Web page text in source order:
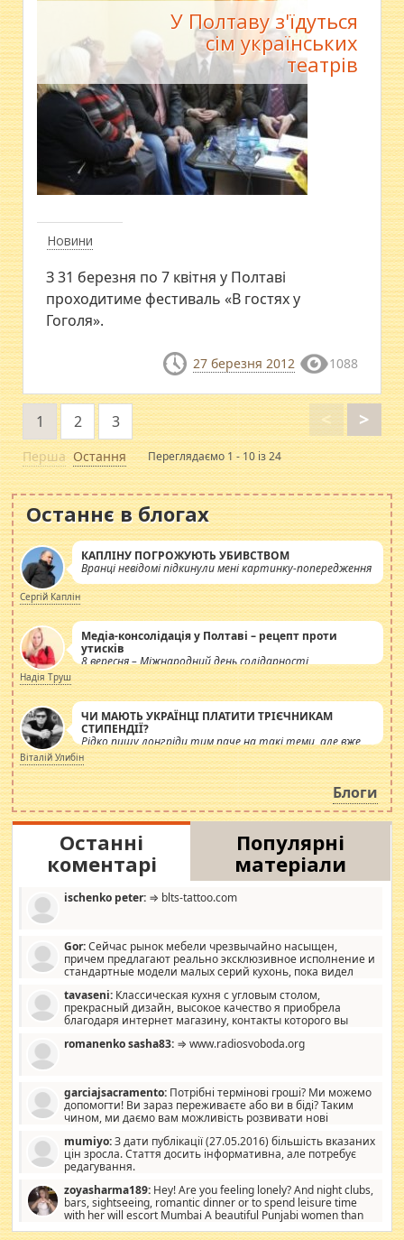
Новини
У Полтаву з'їдуться
сім українських
театрів
З 31 березня по 7 квітня у Полтаві
проходитиме фестиваль «В гостях у
Гоголя».
27 березня 2012 1088
Перша
<
1 2 3 >
Остання Переглядаємо 1 - 10 із 24
Останнє в блогах
КАПЛІНУ ПОГРОЖУЮТЬ УБИВСТВОМ
Вранці невідомі підкинули мені картинку-попередження
Сергій Каплін
Медіа-консолідація у Полтаві – рецепт проти
утисків
8 вересня – Міжнародний день солідарності
журналістів.
Надія Труш
ЧИ МАЮТЬ УКРАЇНЦІ ПЛАТИТИ ТРІЄЧНИКАМ
СТИПЕНДІЇ?
Рідко пишу лонгріди тим паче на такі теми, але вже
просто дістало! Обурюють сьогоднішні інсенуації
навколо стипендіального питання. Штучно
роздувається ще одна соціальна катастрофа.
Віталій Улибін
Блоги
Останні
коментарі
Популярні
матеріали
ischenko peter: ⇒ blts-tattoo.com
Gor:Сейчас рынок мебели чрезвычайно насыщен,
причем предлагают реально эксклюзивное исполнение и
стандартные модели малых серий кухонь, пока видел
стандартные формы, в MebelOk, креативненько и что главное -
со вкусом все в порядке, без ненужных наворотов удорожающих
мебель, а это не последний фактор.
tavaseni: Классическая кухня с угловым столом,
прекрасный дизайн, высокое качество я приобрела
благодаря интернет магазину, контакты которого вы
romanenko sasha83: ⇒ www.radiosvoboda.org
garciajsacramento: Потрібні термінові гроші? Ми можемо
допомогти! Ви зараз переживаєте або ви в біді? Таким
чином, ми даємо вам можливість розвивати нові
допомагати людям, які намагаються дати їм шанс. Кожен
заслуговує на другий шанс, і, оскільки влада не зможе, вони
повинні приймати від інших. Для нас нема багато суми, і зрілість
витрат, а тільки узгоджених сум і нічого іншого. Не чекайте і не
коментуйте цей пост. Введіть суму, яку ви хочете подати, і ми
зв'яжемося з вами з усіма варіантами. зв'яжіться з нами
сьогодні на garciajsacramento@gmail.com Вам потрібні термінові
mumiyo:З дати публікації (27.05.2016) більшість вказаних
цін зросла. Стаття досить інформативна, але потребує
редагування.
zoyasharma189: Hey! Are you feeling lonely? And night clubs,
bars, sightseeing, romantic dinner or to spend leisure time
with her will escort Mumbai A beautiful Punjabi women than
sexy escort companion in arms that you guys feel like 5 star luxury